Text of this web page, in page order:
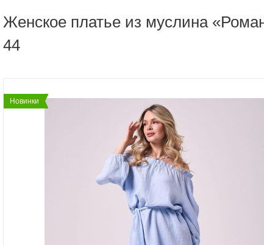
Женское платье из муслина
44
Новинки